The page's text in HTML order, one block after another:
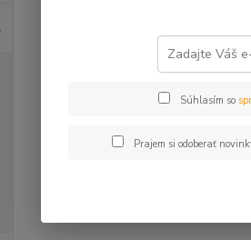
Súhlasím so
Prajem si odoberať